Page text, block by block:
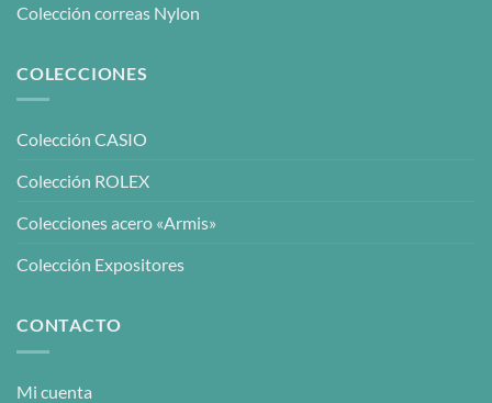
Colección correas Nylon
COLECCIONES
Colección CASIO
Colección ROLEX
Colecciones acero «Armis»
Colección Expositores
CONTACTO
Mi cuenta